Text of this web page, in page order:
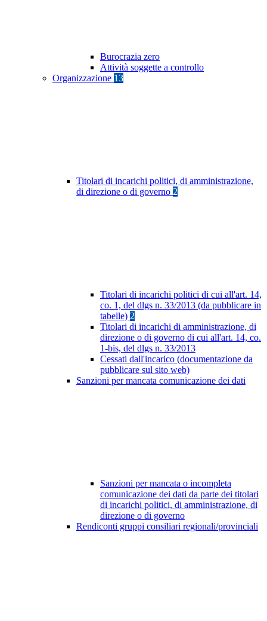
Burocrazia zero
Attività soggette a controllo
Organizzazione 13
Titolari di incarichi politici, di amministrazione,
di direzione o di governo 2
Titolari di incarichi politici di cui all'art. 14,
co. 1, del dlgs n. 33/2013 (da pubblicare in
tabelle) 2
Titolari di incarichi di amministrazione, di
direzione o di governo di cui all'art. 14, co.
1-bis, del dlgs n. 33/2013
Cessati dall'incarico (documentazione da
pubblicare sul sito web)
Sanzioni per mancata comunicazione dei dati
Sanzioni per mancata o incompleta
comunicazione dei dati da parte dei titolari
di incarichi politici, di amministrazione, di
direzione o di governo
Rendiconti gruppi consiliari regionali/provinciali